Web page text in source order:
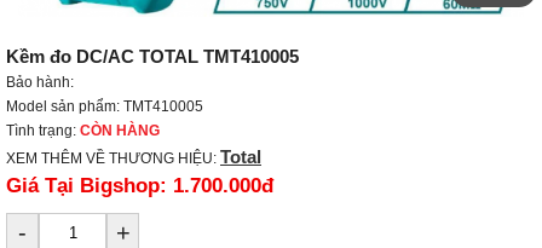
Kềm đo DC/AC TOTAL TMT410005
Bảo hành:
Model sản phẩm: TMT410005
Tình trạng: CÒN HÀNG
XEM THÊM VỀ THƯƠNG HIỆU: Total
Giá Tại Bigshop: 1.700.000đ
- +